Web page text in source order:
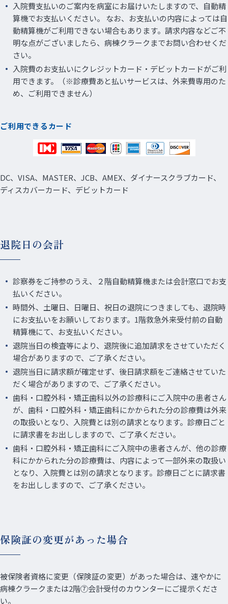
入院費支払いのご案内を病室にお届けいたしますので、自動精
算機でお支払いください。 なお、お支払いの内容によっては自
動精算機がご利用できない場合もあります。請求内容などご不
明な点がございましたら、病棟クラークまでお問い合わせくだ
さい。
入院費のお支払いにクレジットカード・デビットカードがご利
用できます。（※診療費あと払いサービスは、外来費専用のた
め、ご利用できません）
ご利用できるカード
DC、VISA、MASTER、JCB、AMEX、ダイナースクラブカード、
ディスカバーカード、デビットカード
退院日の会計
診察券をご持参のうえ、２階自動精算機または会計窓口でお支
払いください。
時間外、土曜日、日曜日、祝日の退院につきましても、退院時
にお支払いをお願いしております。1階救急外来受付前の自動
精算機にて、お支払いください。
退院当日の検査等により、退院後に追加請求をさせていただく
場合がありますので、ご了承ください。
退院当日に請求額が確定せず、後日請求額をご連絡させていた
だく場合がありますので、ご了承ください。
歯科・口腔外科・矯正歯科以外の診療科にご入院中の患者さん
が、歯科・口腔外科・矯正歯科にかかられた分の診療費は外来
の取扱いとなり、入院費とは別の請求となります。診療日ごと
に請求書をお出ししますので、ご了承ください。
歯科・口腔外科・矯正歯科にご入院中の患者さんが、他の診療
科にかかられた分の診療費は、内容によって一部外来の取扱い
となり、入院費とは別の請求となります。診療日ごとに請求書
をお出ししますので、ご了承ください。
保険証の変更があった場合
被保険者資格に変更（保険証の変更）があった場合は、速やかに
病棟クラークまたは2階⑦会計受付のカウンターにご提示くださ
い。